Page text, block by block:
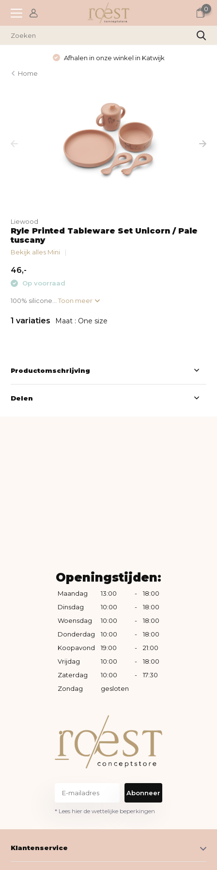
0
Afhalen in onze winkel in Katwijk
Home
Liewood
Ryle Printed Tableware Set Unicorn / Pale
tuscany
Bekijk alles Mini
46,-
Op voorraad
100% silicone...Toon meer
1 variaties Maat : One size
Productomschrijving
Delen
Openingstijden:
Maandag 13:00 -
18:00
Dinsdag
10:00 -
18:00
Woensdag
10:00 -
18:00
Donderdag
10:00 -
18:00
Koopavond
19:00 -
21:00
Vrijdag
10:00 -
18:00
Zaterdag
10:00 -
17:30
Zondag
gesloten
Abonneer
* Lees hier de wettelijke beperkingen
Klantenservice